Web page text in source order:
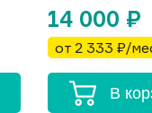
14 000 ₽
от 2 333 ₽/
В